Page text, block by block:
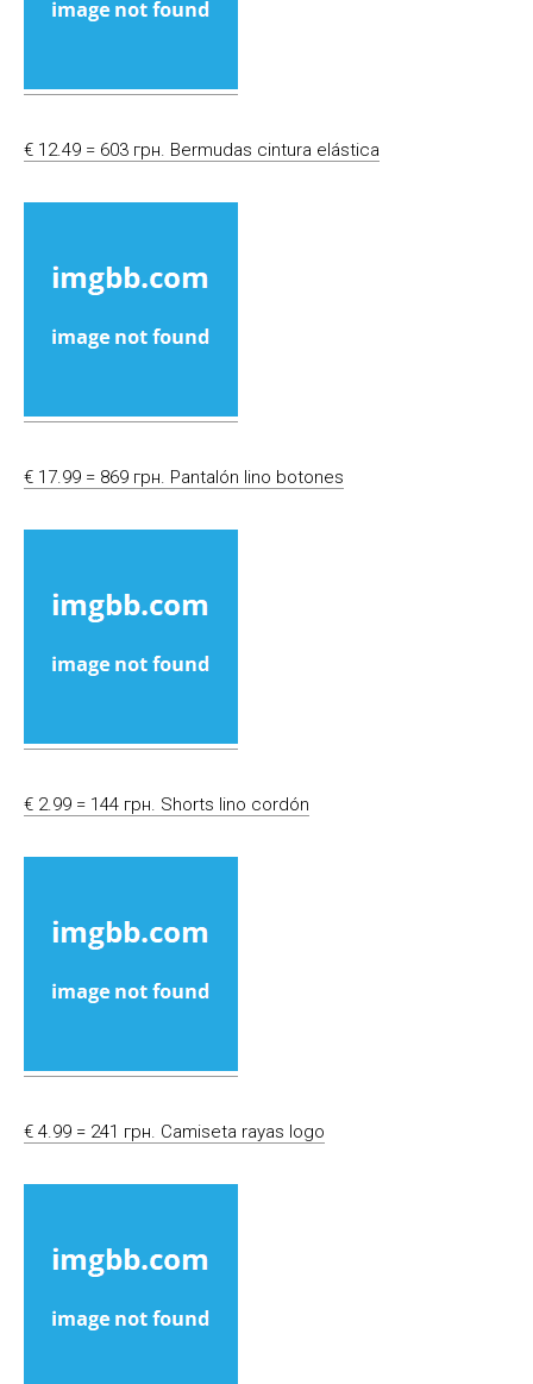
€ 12.49 = 603 грн. Bermudas cintura elástica
€ 17.99 = 869 грн. Pantalón lino botones
€ 2.99 = 144 грн. Shorts lino cordón
€ 4.99 = 241 грн. Camiseta rayas logo